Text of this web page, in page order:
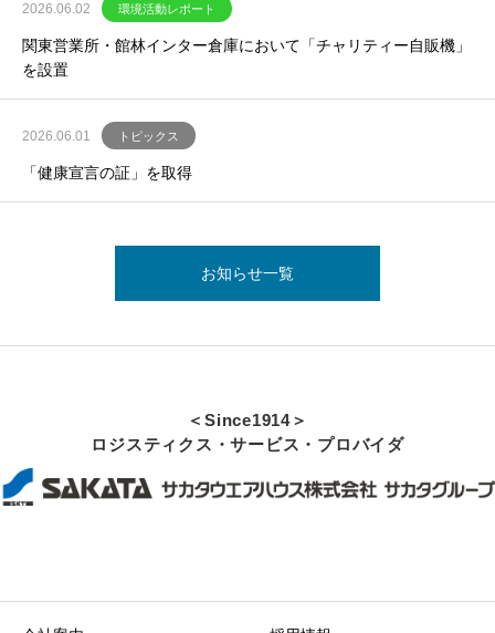
2026.06.02 環境活動レポート
関東営業所・館林インター倉庫において「チャリティー自販機」
を設置
2026.06.01 トピックス
「健康宣言の証」を取得
お知らせ一覧
＜Since1914＞
ロジスティクス・サービス・プロバイダ